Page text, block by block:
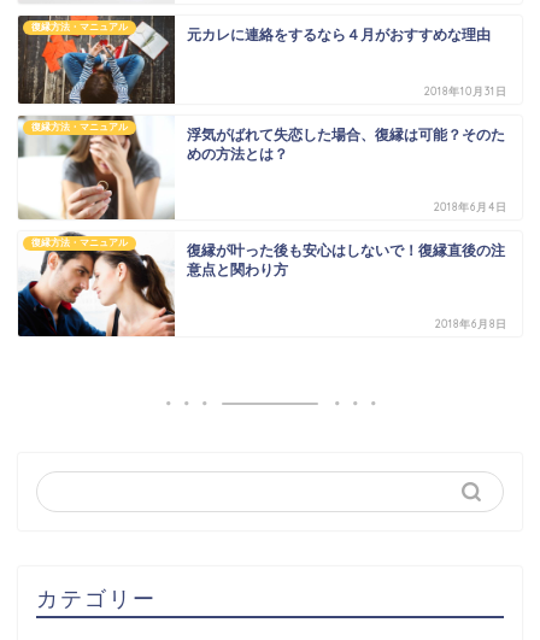
復縁方法・マニュアル 元カレに連絡をするなら４月がおすすめな理由
2018年10月31日
復縁方法・マニュアル
浮気がばれて失恋した場合、復縁は可能？そのた
めの方法とは？
2018年6月4日
復縁方法・マニュアル
復縁が叶った後も安心はしないで！復縁直後の注
意点と関わり方
2018年6月8日
カテゴリー